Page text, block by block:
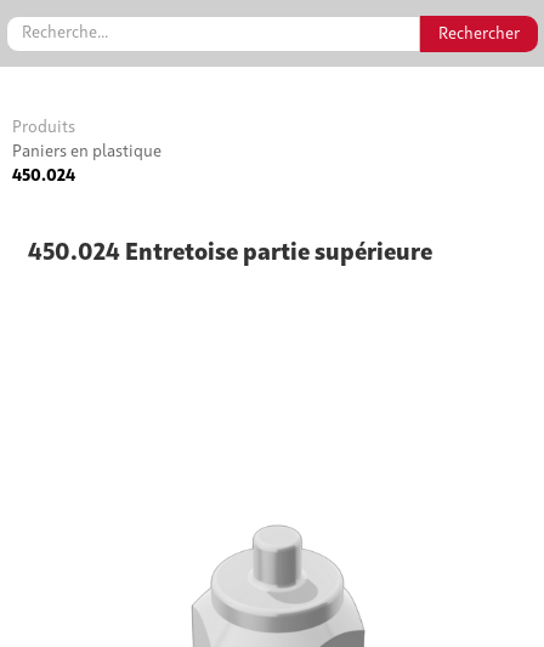
Produits
Paniers en plastique
450.024
450.024 Entretoise partie supérieure